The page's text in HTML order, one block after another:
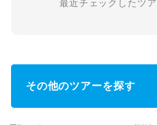
最近チェックしたツ
その他のツアーを探す